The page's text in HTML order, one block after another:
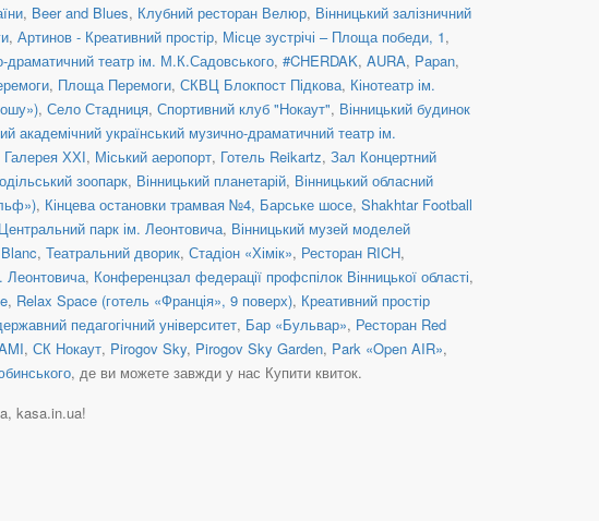
, Beer and Blues, Клубний ресторан Велюр, Вінницький залізничний
, Артинов - Креативний простір, Місце зустрічі – Площа победи, 1,
драматичний театр ім. М.К.Садовського, #CHERDAK, AURA, Papan,
, Площа Перемоги, СКВЦ Блокпост Підкова, Кінотеатр ім.
, Село Стадниця, Спортивний клуб "Нокаут", Вінницький будинок
академічний український музично-драматичний театр ім.
Галерея ХХІ, Міський аеропорт, Готель Reikartz, Зал Концертний
зоопарк, Вінницький планетарій, Вінницький обласний
, Кінцева остановки трамвая №4, Барське шосе, Shakhtar Football
Центральний парк ім. Леонтовича, Вінницький музей моделей
, Театральний дворик, Стадіон «Хімік», Ресторан RICH,
Леонтовича, Конференцзал федерації профспілок Вінницької області,
, Relax Space (готель «Франція», 9 поверх), Креативний простір
педагогічний університет, Бар «Бульвар», Ресторан Red
, СК Нокаут, Pirogov Sky, Pirogov Sky Garden, Park «Open AIR»,
, де ви можете завжди у нас Купити квиток.
kasa.in.ua!